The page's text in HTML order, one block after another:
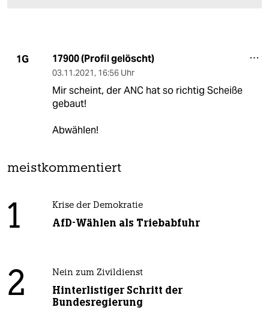
1G 17900 (Profil gelöscht)
03.11.2021, 16:56 Uhr
Mir scheint, der ANC hat so richtig Scheiße
gebaut!
Abwählen!
meistkommentiert
1 Krise der Demokratie
AfD-Wählen als Triebabfuhr
2 Nein zum Zivildienst
Hinterlistiger Schritt der
Bundesregierung